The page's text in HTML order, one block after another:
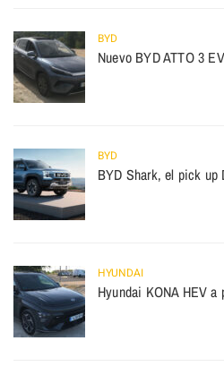
BYD
Nuevo BYD ATTO 3
BYD
BYD Shark, el pick up
HYUNDAI
Hyundai KONA HEV a